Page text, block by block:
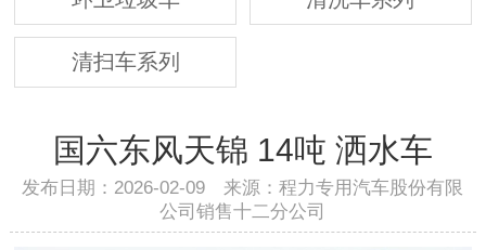
清扫车系列
国六东风天锦 14吨 洒水车
发布日期：2026-02-09 来源：程力专用汽车股份有限
公司销售十二分公司